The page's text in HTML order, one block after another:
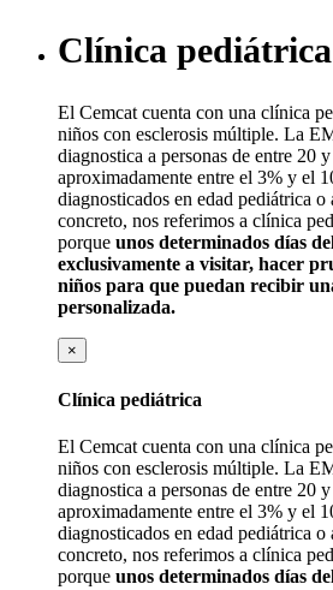
Clínica pediátrica
El Cemcat cuenta con una clínica
niños con esclerosis múltiple. La
diagnostica a personas de entre 20
aproximadamente entre el 3% y el
diagnosticados en edad pediátrica o
concreto, nos referimos a clínica
porque unos determinados días
exclusivamente a visitar, hacer
niños para que puedan recibir
personalizada.
×
Clínica pediátrica
El Cemcat cuenta con una clínica
niños con esclerosis múltiple. La
diagnostica a personas de entre 20
aproximadamente entre el 3% y el
diagnosticados en edad pediátrica o
concreto, nos referimos a clínica
porque unos determinados días